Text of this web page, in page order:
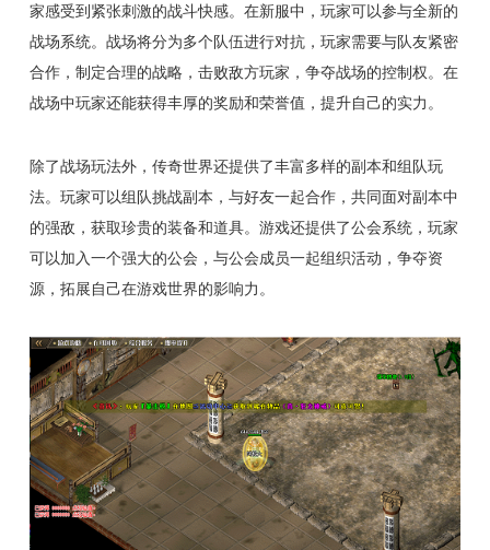
家感受到紧张刺激的战斗快感。在新服中，玩家可以参与全新的
战场系统。战场将分为多个队伍进行对抗，玩家需要与队友紧密
合作，制定合理的战略，击败敌方玩家，争夺战场的控制权。在
战场中玩家还能获得丰厚的奖励和荣誉值，提升自己的实力。
除了战场玩法外，传奇世界还提供了丰富多样的副本和组队玩
法。玩家可以组队挑战副本，与好友一起合作，共同面对副本中
的强敌，获取珍贵的装备和道具。游戏还提供了公会系统，玩家
可以加入一个强大的公会，与公会成员一起组织活动，争夺资
源，拓展自己在游戏世界的影响力。